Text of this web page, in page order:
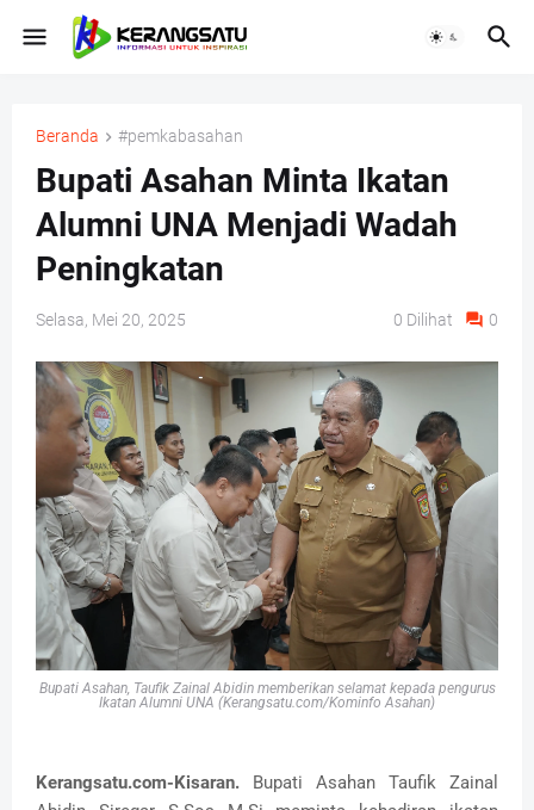
Beranda #pemkabasahan
Bupati Asahan Minta Ikatan
Alumni UNA Menjadi Wadah
Peningkatan
Selasa, Mei 20, 2025 0 Dilihat 0
Bupati Asahan, Taufik Zainal Abidin memberikan selamat kepada pengurus
Ikatan Alumni UNA (Kerangsatu.com/Kominfo Asahan)
Kerangsatu.com-Kisaran. Bupati Asahan Taufik Zainal